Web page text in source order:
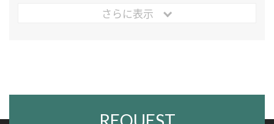
さらに表示